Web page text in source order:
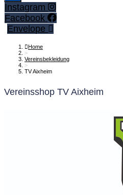
Instagram
Facebook
Envelope
Home
>
Vereinsbekleidung
>
TV Aixheim
Vereinsshop TV Aixheim